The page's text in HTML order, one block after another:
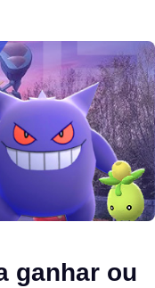
ganhar ou